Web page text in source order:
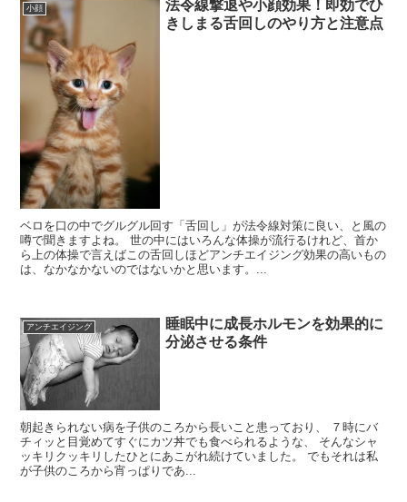
小顔
法令線撃退や小顔効果！即効でひ
きしまる舌回しのやり方と注意点
ベロを口の中でグルグル回す「舌回し」が法令線対策に良い、と風の
噂で聞きますよね。 世の中にはいろんな体操が流行るけれど、首か
ら上の体操で言えばこの舌回しほどアンチエイジング効果の高いもの
は、なかなかないのではないかと思います。...
アンチエイジング
睡眠中に成長ホルモンを効果的に
分泌させる条件
朝起きられない病を子供のころから長いこと患っており、 ７時にバ
チィッと目覚めてすぐにカツ丼でも食べられるような、 そんなシャ
ッキリクッキリしたひとにあこがれ続けていました。 でもそれは私
が子供のころから宵っぱりであ...